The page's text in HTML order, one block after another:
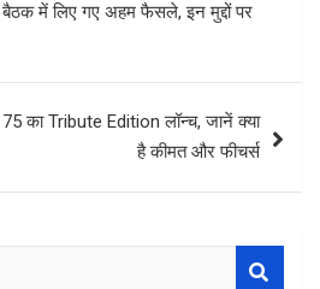
बैठक में लिए गए अहम फैसले, इन मुद्दों पर
का Tribute Edition लॉन्च, जानें क्या
है कीमत और फीचर्स